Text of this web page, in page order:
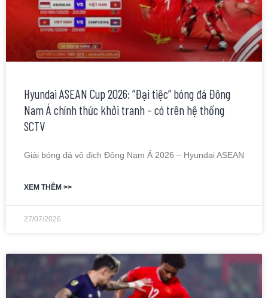
Hyundai ASEAN Cup 2026: ”Đại tiệc” bóng đá Đông
Nam Á chính thức khởi tranh – có trên hệ thống
SCTV
Giải bóng đá vô địch Đông Nam Á 2026 – Hyundai ASEAN
XEM THÊM >>
27/07/2026